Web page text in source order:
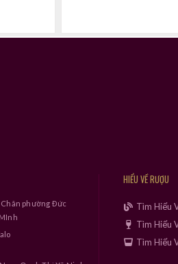
phường Đức
HIỂU VỀ RƯỢU
Tìm Hiểu
Tìm Hiểu
Tìm Hiểu